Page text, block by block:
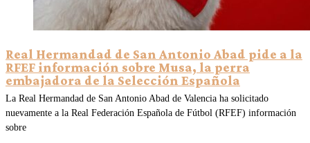
Real Hermandad de San Antonio Abad pide a la
RFEF información sobre Musa, la perra
embajadora de la Selección Española
La Real Hermandad de San Antonio Abad de Valencia ha solicitado
nuevamente a la Real Federación Española de Fútbol (RFEF) información
sobre